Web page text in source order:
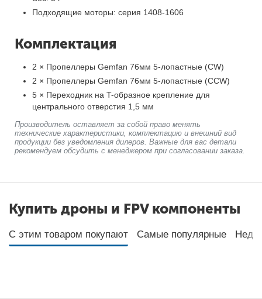
Подходящие моторы: серия 1408-1606
Комплектация
2 × Пропеллеры Gemfan 76мм 5-лопастные (CW)
2 × Пропеллеры Gemfan 76мм 5-лопастные (CCW)
5 × Переходник на T-образное крепление для
центрального отверстия 1,5 мм
Производитель оставляет за собой право менять
технические характеристики, комплектацию и внешний вид
продукции без уведомления дилеров. Важные для вас детали
рекомендуем обсудить с менеджером при согласовании заказа.
Купить дроны и FPV компоненты
С этим товаром покупают Самые популярные